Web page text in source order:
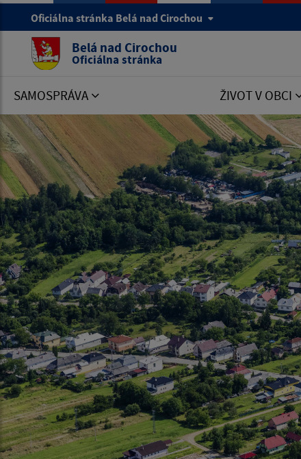
Oficiálna stránka Belá nad Cirochou
Belá nad Cirochou
Oficiálna stránka
SAMOSPRÁVA ŽIVOT V OBCI